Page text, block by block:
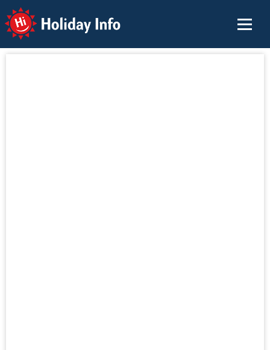
Holiday Info